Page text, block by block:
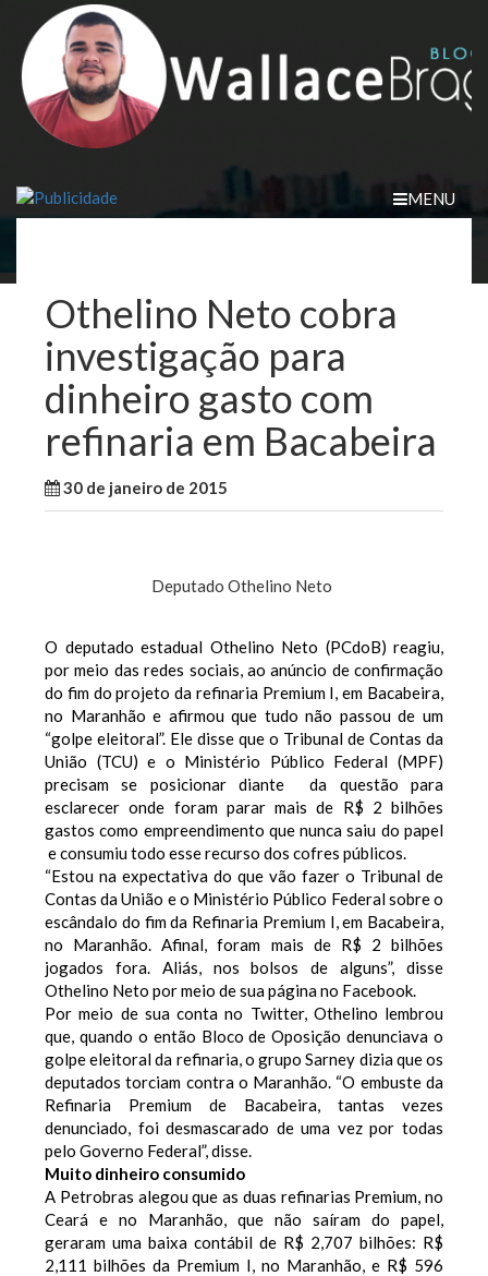
content
MENU
Othelino Neto cobra
investigação para
dinheiro gasto com
refinaria em Bacabeira
30 de janeiro de 2015
Deputado Othelino Neto
O deputado estadual Othelino Neto (PCdoB) reagiu,
por meio das redes sociais, ao anúncio de confirmação
do fim do projeto da refinaria Premium I, em Bacabeira,
no Maranhão e afirmou que tudo não passou de um
“golpe eleitoral”. Ele disse que o Tribunal de Contas da
União (TCU) e o Ministério Público Federal (MPF)
precisam se posicionar diante da questão para
esclarecer onde foram parar mais de R$ 2 bilhões
gastos como empreendimento que nunca saiu do papel
e consumiu todo esse recurso dos cofres públicos.
“Estou na expectativa do que vão fazer o Tribunal de
Contas da União e o Ministério Público Federal sobre o
escândalo do fim da Refinaria Premium I, em Bacabeira,
no Maranhão. Afinal, foram mais de R$ 2 bilhões
jogados fora. Aliás, nos bolsos de alguns”, disse
Othelino Neto por meio de sua página no Facebook.
Por meio de sua conta no Twitter, Othelino lembrou
que, quando o então Bloco de Oposição denunciava o
golpe eleitoral da refinaria, o grupo Sarney dizia que os
deputados torciam contra o Maranhão. “O embuste da
Refinaria Premium de Bacabeira, tantas vezes
denunciado, foi desmascarado de uma vez por todas
pelo Governo Federal”, disse.
Muito dinheiro consumido
A Petrobras alegou que as duas refinarias Premium, no
Ceará e no Maranhão, que não saíram do papel,
geraram uma baixa contábil de R$ 2,707 bilhões: R$
2,111 bilhões da Premium I, no Maranhão, e R$ 596